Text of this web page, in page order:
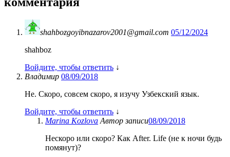
shahbozgoyibnazarov2001@gmail.com 05/12/2024
shahboz
Войдите, чтобы ответить ↓
Владимир 08/09/2018
Не. Скоро, совсем скоро, я изучу Узбекский язык.
Войдите, чтобы ответить ↓
Marina Kozlova Автор записи08/09/2018
Нескоро или скоро? Как After. Life (не к ночи будь
помянут)?